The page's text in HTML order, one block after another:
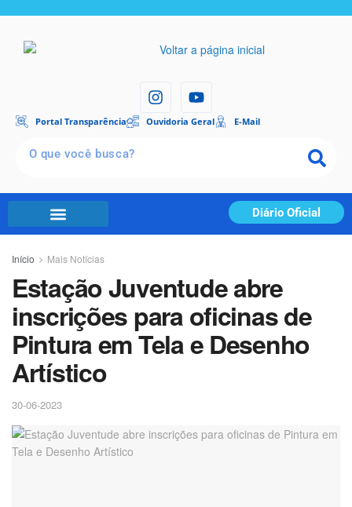
Portal Transparência Ouvidoria Geral E-Mail
Diário Oficial
Início Mais Notícias
Estação Juventude abre
inscrições para oficinas de
Pintura em Tela e Desenho
Artístico
30-06-2023